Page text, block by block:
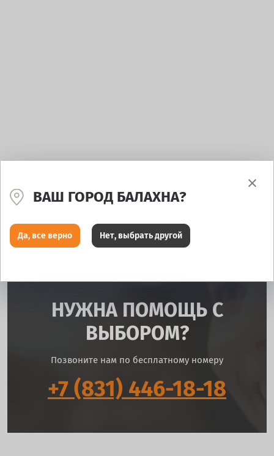
НУЖНА ПОМОЩЬ С
ВЫБОРОМ?
Позвоните нам по бесплатному номеру
+7 (831) 446-18-18
ВАШ ГОРОД БАЛАХНА?
Да, все верно Нет, выбрать другой